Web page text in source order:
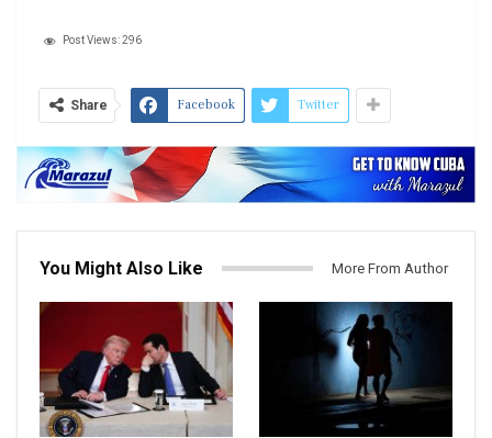
Post Views:296
Share Facebook Twitter
You Might Also Like More From Author